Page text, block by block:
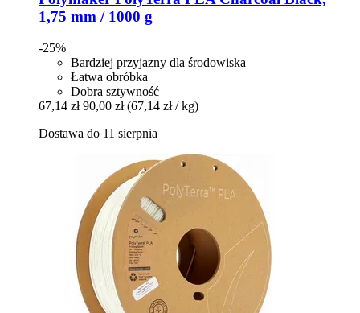
1,75 mm / 1000 g
-25%
Bardziej przyjazny dla środowiska
Łatwa obróbka
Dobra sztywność
67,14 zł 90,00 zł (67,14 zł / kg)
Dostawa do 11 sierpnia